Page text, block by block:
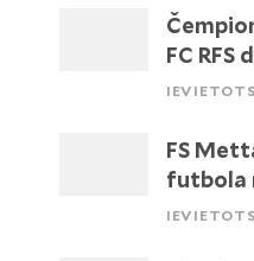
FC RFS
FS
futbola